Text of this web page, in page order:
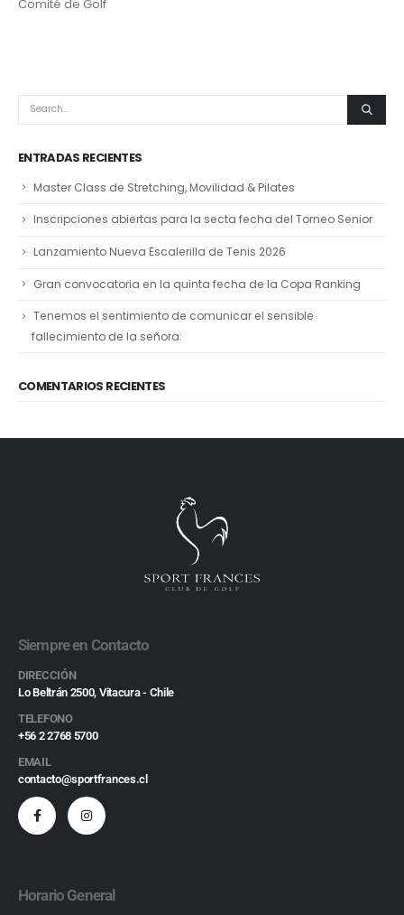
Comité de Golf
ENTRADAS RECIENTES
Master Class de Stretching, Movilidad & Pilates
Inscripciones abiertas para la secta fecha del Torneo Senior
Lanzamiento Nueva Escalerilla de Tenis 2026
Gran convocatoria en la quinta fecha de la Copa Ranking
Tenemos el sentimiento de comunicar el sensible
fallecimiento de la señora:
COMENTARIOS RECIENTES
Siempre en Contacto
DIRECCIÓN
Lo Beltrán 2500, Vitacura - Chile
TELEFONO
+56 2 2768 5700
EMAIL
contacto@sportfrances.cl
Horario General